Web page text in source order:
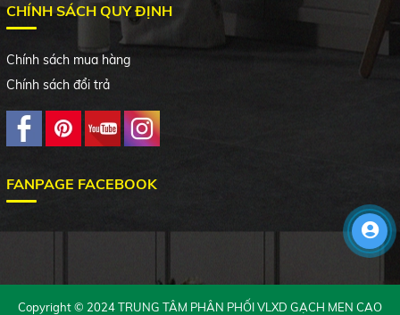
CHÍNH SÁCH QUY ĐỊNH
Chính sách mua hàng
Chính sách đổi trả
FANPAGE FACEBOOK
Copyright © 2024 TRUNG TÂM PHÂN PHỐI VLXD GẠCH MEN CAO